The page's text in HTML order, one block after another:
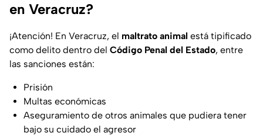
en Veracruz?
¡Atención! En Veracruz, el maltrato animal está tipificado
como delito dentro del Código Penal del Estado, entre
las sanciones están:
Prisión
Multas económicas
Aseguramiento de otros animales que pudiera tener
bajo su cuidado el agresor